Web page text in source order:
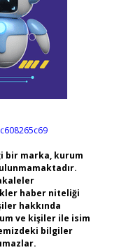
bir marka, kurum
haber niteliği
hakkında
ve kişiler ile isim
bilgiler